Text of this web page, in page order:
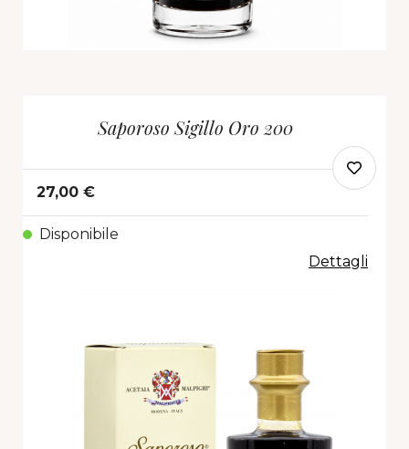
Saporoso Sigillo Oro 200
27,00 €
Disponibile
Dettagli